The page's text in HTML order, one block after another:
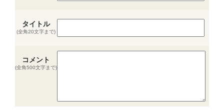
タイトル
(全角20文字まで)
コメント
(全角500文字まで)